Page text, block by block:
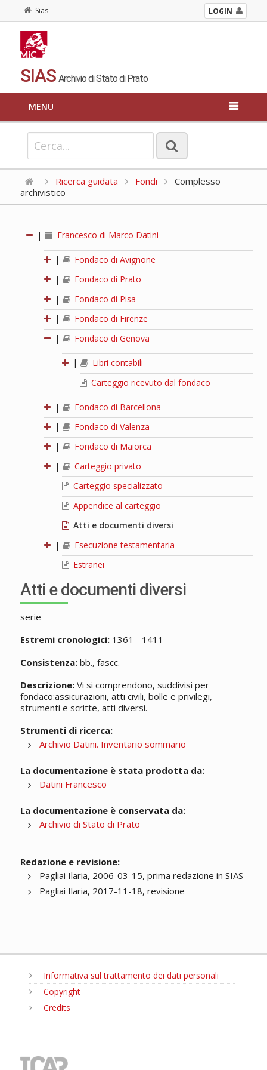
Sias LOGIN
SIAS Archivio di Stato di Prato
MENU
Ricerca guidata Fondi
Complesso
archivistico
| Francesco di Marco Datini
|
Fondaco di Avignone
|
Fondaco di Prato
|
Fondaco di Pisa
|
Fondaco di Firenze
|
Fondaco di Genova
|
Libri contabili
Carteggio ricevuto dal fondaco
|
Fondaco di Barcellona
|
Fondaco di Valenza
|
Fondaco di Maiorca
|
Carteggio privato
Carteggio specializzato
Appendice al carteggio
Atti e documenti diversi
|
Esecuzione testamentaria
Estranei
Atti e documenti diversi
serie
Estremi cronologici:1361 - 1411
Consistenza:bb., fascc.
Descrizione:Vi si comprendono, suddivisi per
fondaco:assicurazioni, atti civili, bolle e privilegi,
strumenti e scritte, atti diversi.
Strumenti di ricerca:
Archivio Datini. Inventario sommario
La documentazione è stata prodotta da:
Datini Francesco
La documentazione è conservata da:
Archivio di Stato di Prato
Redazione e revisione:
Pagliai Ilaria, 2006-03-15, prima redazione in SIAS
Pagliai Ilaria, 2017-11-18, revisione
Informativa sul trattamento dei dati personali
Copyright
Credits